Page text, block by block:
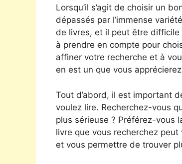
Lorsqu’il s’agit de choisir un
dépassés par l’immense
de livres, et il peut être
à prendre en compte pour
affiner votre recherche et à
en est un que vous
Tout d’abord, il est important
voulez lire. Recherchez-vous
plus sérieuse ? Préférez-vous
livre que vous recherchez
et vous permettre de trouver